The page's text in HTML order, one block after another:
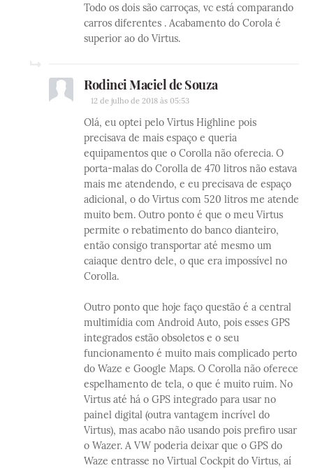
Todo os dois são carroças, vc está comparando
carros diferentes . Acabamento do Corola é
superior ao do Virtus.
Rodinei Maciel de Souza
12 de julho de 2018 às 05:53
Olá, eu optei pelo Virtus Highline pois
precisava de mais espaço e queria
equipamentos que o Corolla não oferecia. O
porta-malas do Corolla de 470 litros não estava
mais me atendendo, e eu precisava de espaço
adicional, o do Virtus com 520 litros me atende
muito bem. Outro ponto é que o meu Virtus
permite o rebatimento do banco dianteiro,
então consigo transportar até mesmo um
caiaque dentro dele, o que era impossível no
Corolla.
Outro ponto que hoje faço questão é a central
multimídia com Android Auto, pois esses GPS
integrados estão obsoletos e o seu
funcionamento é muito mais complicado perto
do Waze e Google Maps. O Corolla não oferece
espelhamento de tela, o que é muito ruim. No
Virtus até há o GPS integrado para usar no
painel digital (outra vantagem incrível do
Virtus), mas acabo não usando pois prefiro usar
o Wazer. A VW poderia deixar que o GPS do
Waze entrasse no Virtual Cockpit do Virtus, aí